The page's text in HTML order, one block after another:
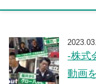
-株式
動画